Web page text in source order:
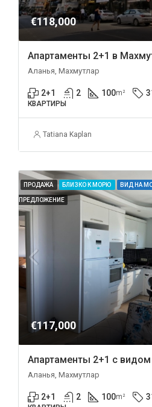
€118,000
Апартаменты 2+1 в
Аланья, Махмутлар
2+1 2 100m²
КВАРТИРЫ
Tatiana Kaplan
ПРОДАЖА БЛИЗКО К МОРЮ ВИД НА
ПРЕДЛОЖЕНИЕ
€117,000
Апартаменты 2+1 с
Аланья, Махмутлар
2+1 2 100m²